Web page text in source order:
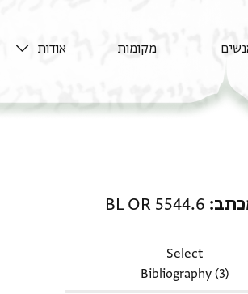
מקומות אודות
BL OR 5544.6
Select
Bibliography (3)